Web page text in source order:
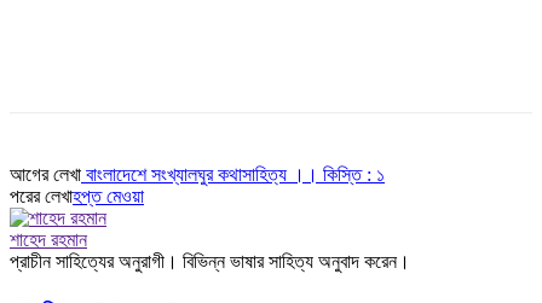
আগের লেখা বাংলাদেশে সংখ্যালঘুর কথাসাহিত্য ।। কিস্তি : ১
পরের লেখাহপ্ত মেওয়া
শাহেদ রহমান
প্রাচীন সাহিত্যের অনুরাগী। বিভিন্ন ভাষার সাহিত্য অনুবাদ করেন।